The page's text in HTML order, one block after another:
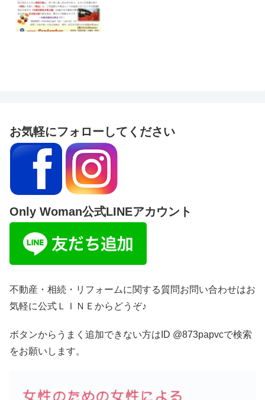
お気軽にフォローしてください
Only Woman公式LINEアカウント
不動産・相続・リフォームに関する質問お問い合わせはお
気軽に公式ＬＩＮＥからどうぞ♪
ボタンからうまく追加できない方はID @873papvcで検索
をお願いします。